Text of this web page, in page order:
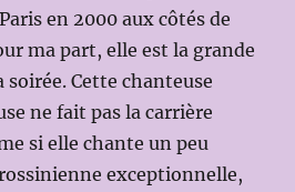
en 2000 aux côtés de
ma part, elle est la grande
Cette chanteuse
ne fait pas la carrière
si elle chante un peu
exceptionnelle,